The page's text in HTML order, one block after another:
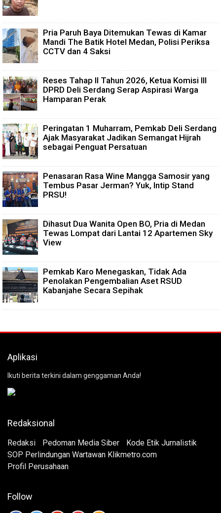
Pria Paruh Baya Ditemukan Tewas di Kamar
Mandi The Batik Hotel Medan, Polisi Periksa
CCTV dan 4 Saksi
Reses Tahap II Tahun 2026, Ketua Komisi III
DPRD Deli Serdang Serap Aspirasi Warga
Hamparan Perak
Peringatan 1 Muharram, Pemkab Deli Serdang
Ajak Masyarakat Jadikan Semangat Hijrah
sebagai Penguat Persatuan
Penasaran Rasa Wine Mangga Samosir yang
Tembus Pasar Jerman? Yuk, Intip Stand
PRSU!
Dihasut Dua Wanita Open BO, Pria di Medan
Tewas Lompat dari Lantai 12 Apartemen Sky
View
Pemkab Karo Menegaskan, Tidak Ada
Penolakan Pengembalian Aset RSUD
Kabanjahe Secara Sepihak
Aplikasi
Ikuti berita terkini dalam genggaman Anda!
Redaksional
Redaksi Pedoman Media Siber
Kode Etik Jurnalistik
SOP Perlindungan Wartawan Klikmetro.com
Profil Perusahaan
Follow